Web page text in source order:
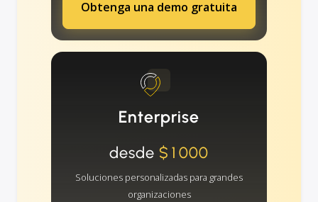
Obtenga una demo gratuita
Enterprise
desde $1000
Soluciones personalizadas para grandes
organizaciones